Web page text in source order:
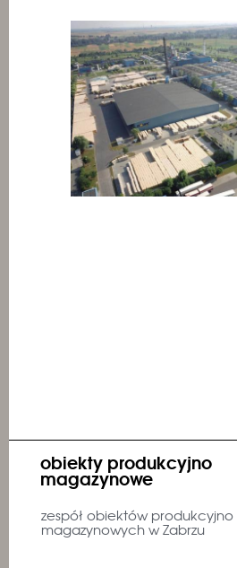
obiekty produkcyjno
magazynowe
zespół obiektów produkcyjno
magazynowych w Zabrzu